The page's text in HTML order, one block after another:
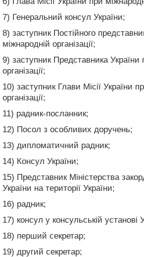
7) Генеральний консул України;
8) заступник Постійного
міжнародній організації;
9) заступник Представника України
організації;
10) заступник Глави Місії України
організації;
11) радник-посланник;
12) Посол з особливих доручень;
13) дипломатичний радник;
14) Консул України;
15) Представник Міністерства
України на території України;
16) радник;
17) консул у консульській установі
18) перший секретар;
19) другий секретар;